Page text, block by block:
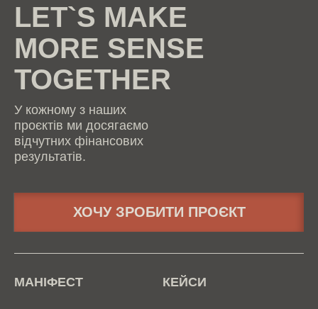
LET`S MAKE
MORE SENSE
TOGETHER
У кожному з наших
проєктів ми досягаємо
відчутних фінансових
результатів.
ХОЧУ ЗРОБИТИ ПРОЄКТ
МАНІФЕСТ КЕЙСИ